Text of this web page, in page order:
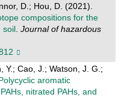
D.; Hou, D. (2021).
compositions for the
soil. Journal of hazardous
Y.; Cao, J.; Watson, J. G.;
aromatic
nitrated PAHs, and